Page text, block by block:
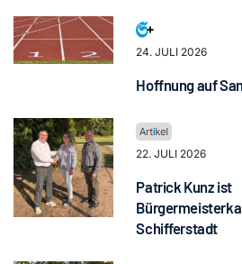
24. JULI 2026
Hoffnung auf
22. JULI 2026
Patrick Kunz ist
Schifferstadt